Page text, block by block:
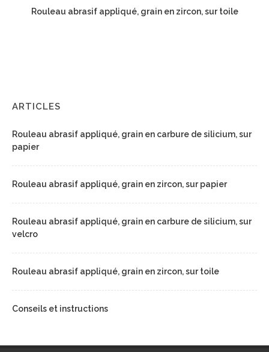
Rouleau abrasif appliqué, grain en zircon, sur toile
ARTICLES
Rouleau abrasif appliqué, grain en carbure de silicium, sur
papier
Rouleau abrasif appliqué, grain en zircon, sur papier
Rouleau abrasif appliqué, grain en carbure de silicium, sur
velcro
Rouleau abrasif appliqué, grain en zircon, sur toile
Conseils et instructions